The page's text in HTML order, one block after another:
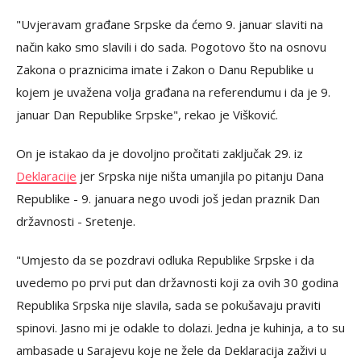
"Uvjeravam građane Srpske da ćemo 9. januar slaviti na
način kako smo slavili i do sada. Pogotovo što na osnovu
Zakona o praznicima imate i Zakon o Danu Republike u
kojem je uvažena volja građana na referendumu i da je 9.
januar Dan Republike Srpske", rekao je Višković.
On je istakao da je dovoljno pročitati zaključak 29. iz
Deklaracije jer Srpska nije ništa umanjila po pitanju Dana
Republike - 9. januara nego uvodi još jedan praznik Dan
državnosti - Sretenje.
"Umjesto da se pozdravi odluka Republike Srpske i da
uvedemo po prvi put dan državnosti koji za ovih 30 godina
Republika Srpska nije slavila, sada se pokušavaju praviti
spinovi. Jasno mi je odakle to dolazi. Jedna je kuhinja, a to su
ambasade u Sarajevu koje ne žele da Deklaracija zaživi u